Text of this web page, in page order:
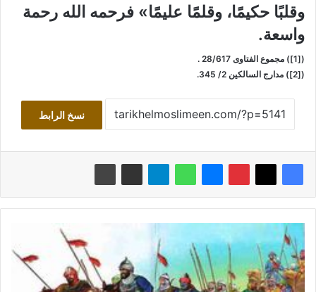
وقلبًا حكيمًا، وقلمًا عليمًا» فرحمه الله رحمة
واسعة.
([1]) مجموع الفتاوى 28/617 .
([2]) مدارج السالكين 2/ 345.
نسخ الرابط
ت
ش